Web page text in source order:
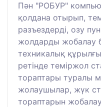
Пән "РОБУР"
қолдана отырып,
разъездерді, озу
жолдарды жобалау
техникалық
ретінде теміржол
тораптары туралы
жолаушылар, жүк
тораптарын